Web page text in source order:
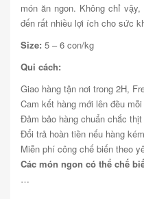
món ăn ngon. Không chỉ
đến rất nhiều lợi ích cho sức
Size: 5 – 6 con/kg
Qui cách:
Giao hàng tận nơi trong 2H,
Cam kết hàng mới lên đều mỗi
Đảm bảo hàng chuẩn chắc
Đổi trả hoàn tiền nếu hàng
Miễn phí công chế biến theo
Các món ngon có thể chế
…